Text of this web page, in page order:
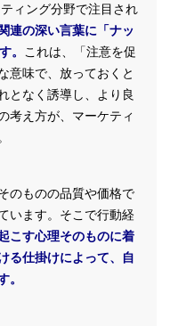
ィング分野で注目され
連の深い言葉に「ナッ
。
これは、「注意を促
意味で、放っておくと
となく誘導し、より良
考え方が、マーケティ
のものの品質や価格で
います。そこで行動経
こす心理そのものに着
る仕掛けによって、自
。